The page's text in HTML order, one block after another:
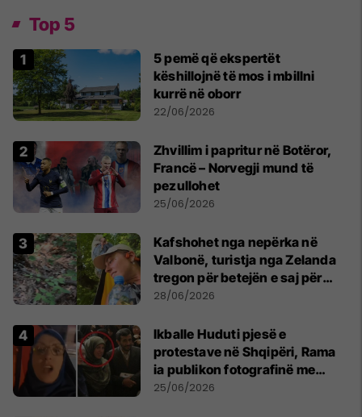
Top 5
5 pemë që ekspertët
këshillojnë të mos i mbillni
kurrë në oborr
22/06/2026
Zhvillim i papritur në Botëror,
Francë – Norvegji mund të
pezullohet
25/06/2026
Kafshohet nga nepërka në
Valbonë, turistja nga Zelanda
tregon për betejën e saj për
mbijetesë
28/06/2026
Ikballe Huduti pjesë e
protestave në Shqipëri, Rama
ia publikon fotografinë me
Ahmadinejadin e Iranit
25/06/2026